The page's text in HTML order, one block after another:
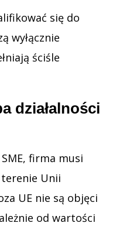
się do
wyłącznie
ściśle
działalności
firma musi
Unii
UE nie są objęci
od wartości